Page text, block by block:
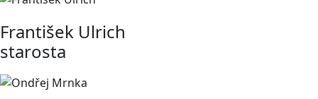
František Ulrich
starosta